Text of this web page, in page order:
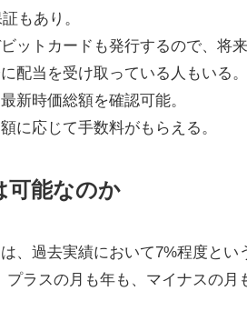
もあり。
ットカードも発行するので、将
配当を受け取っている人もいる。
新時価総額を確認可能。
に応じて手数料がもらえる。
可能なのか
、過去実績において7%程度とい
ラスの月も年も、マイナスの月